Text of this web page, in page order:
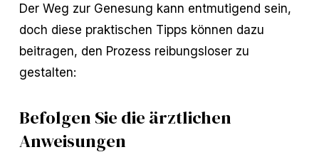
Der Weg zur Genesung kann entmutigend sein,
doch diese praktischen Tipps können dazu
beitragen, den Prozess reibungsloser zu
gestalten:
Befolgen Sie die ärztlichen
Anweisungen